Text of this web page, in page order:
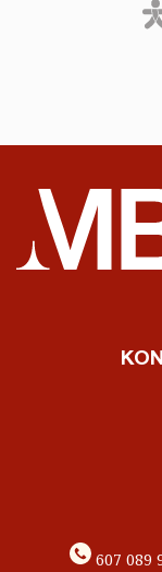
607 089